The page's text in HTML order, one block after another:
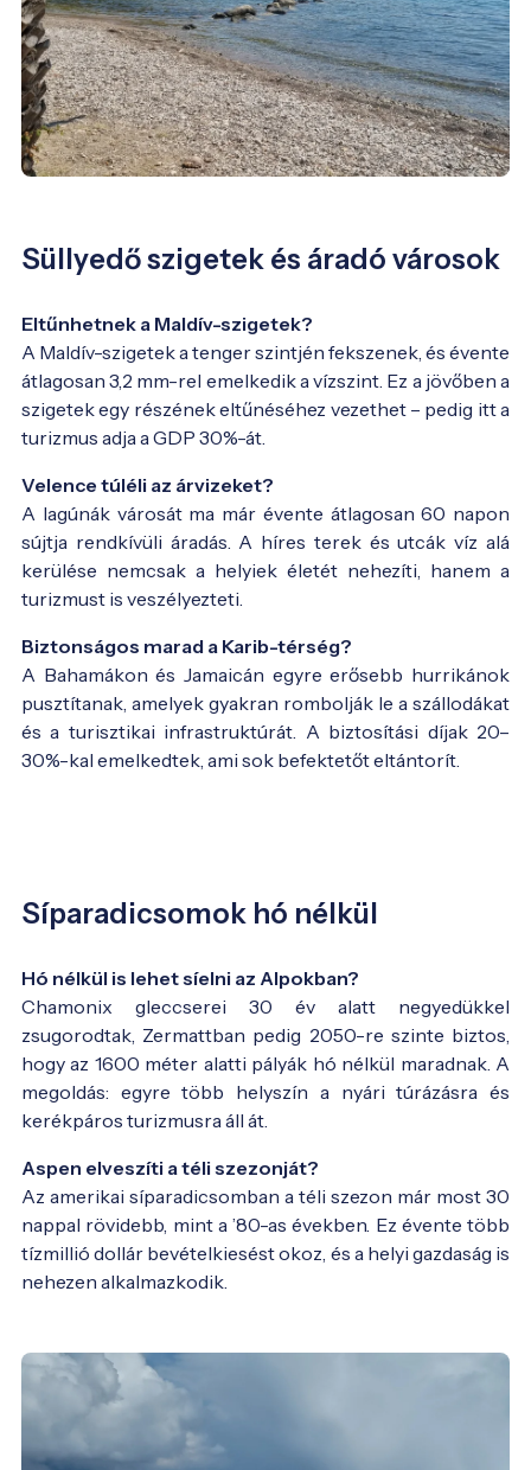
Süllyedő szigetek és áradó városok
Eltűnhetnek a Maldív-szigetek?
A Maldív-szigetek a tenger szintjén fekszenek, és évente
átlagosan 3,2 mm-rel emelkedik a vízszint. Ez a jövőben a
szigetek egy részének eltűnéséhez vezethet – pedig itt a
turizmus adja a GDP 30%-át.
Velence túléli az árvizeket?
A lagúnák városát ma már évente átlagosan 60 napon
sújtja rendkívüli áradás. A híres terek és utcák víz alá
kerülése nemcsak a helyiek életét nehezíti, hanem a
turizmust is veszélyezteti.
Biztonságos marad a Karib-térség?
A Bahamákon és Jamaicán egyre erősebb hurrikánok
pusztítanak, amelyek gyakran rombolják le a szállodákat
és a turisztikai infrastruktúrát. A biztosítási díjak 20–
30%-kal emelkedtek, ami sok befektetőt eltántorít.
Síparadicsomok hó nélkül
Hó nélkül is lehet síelni az Alpokban?
Chamonix gleccserei 30 év alatt negyedükkel
zsugorodtak, Zermattban pedig 2050-re szinte biztos,
hogy az 1600 méter alatti pályák hó nélkül maradnak. A
megoldás: egyre több helyszín a nyári túrázásra és
kerékpáros turizmusra áll át.
Aspen elveszíti a téli szezonját?
Az amerikai síparadicsomban a téli szezon már most 30
nappal rövidebb, mint a ’80-as években. Ez évente több
tízmillió dollár bevételkiesést okoz, és a helyi gazdaság is
nehezen alkalmazkodik.